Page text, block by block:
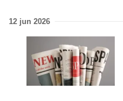
12 jun 2026